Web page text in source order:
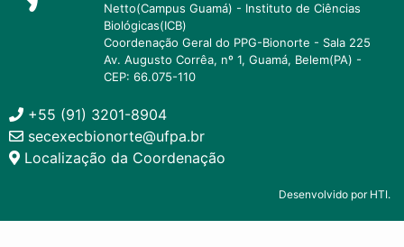
Netto(Campus Guamá) - Instituto de Ciências
Biológicas(ICB)
Coordenação Geral do PPG-Bionorte - Sala 225
Av. Augusto Corrêa, nº 1, Guamá, Belem(PA) -
CEP: 66.075-110
+55 (91) 3201-8904
secexecbionorte@ufpa.br
Localização da Coordenação
Desenvolvido por HTI.